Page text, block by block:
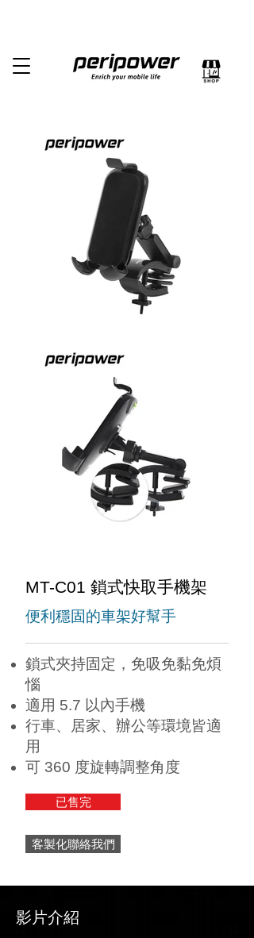
MT-C01 鎖式快取手機架
便利穩固的車架好幫手
鎖式夾持固定，免吸免黏免煩
惱
適用 5.7 以內手機
行車、居家、辦公等環境皆適
用
可 360 度旋轉調整角度
已售完
客製化聯絡我們
影片介紹